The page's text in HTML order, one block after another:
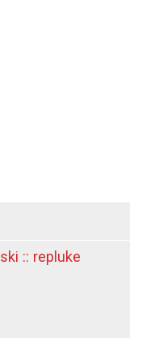
:: repluke